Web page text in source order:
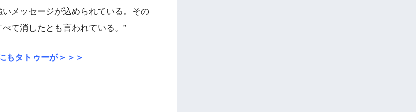
メッセージが込められている。その
て消したとも言われている。”
もタトゥーが＞＞＞